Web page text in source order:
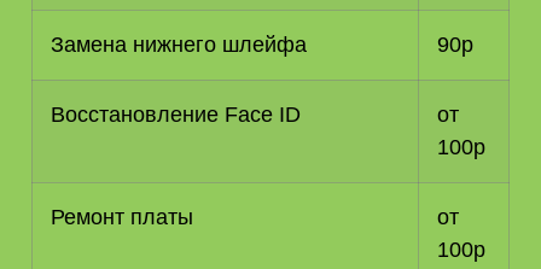
Замена нижнего шлейфа 90р
Восстановление Face ID
от
100р
Ремонт платы
от
100р